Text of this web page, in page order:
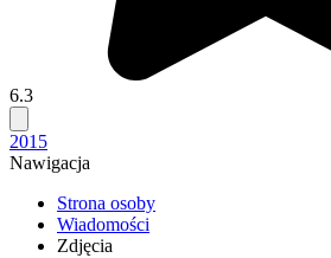
6.3
2015
Nawigacja
Strona osoby
Wiadomości
Zdjęcia